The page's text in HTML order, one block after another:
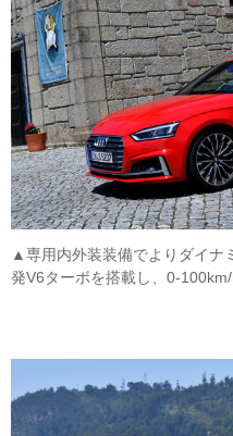
▲専用内外装装備でよりダイナ
発V6ターボを搭載し、0-